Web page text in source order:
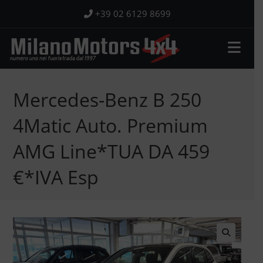
contenuto
+39 02 6129 8699
Mercedes-Benz B 250
4Matic Auto. Premium
AMG Line*TUA DA 459
€*IVA Esp
🔍